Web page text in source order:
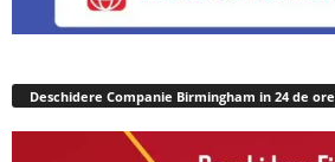
Deschidere Companie Birmingham in 24 de ore